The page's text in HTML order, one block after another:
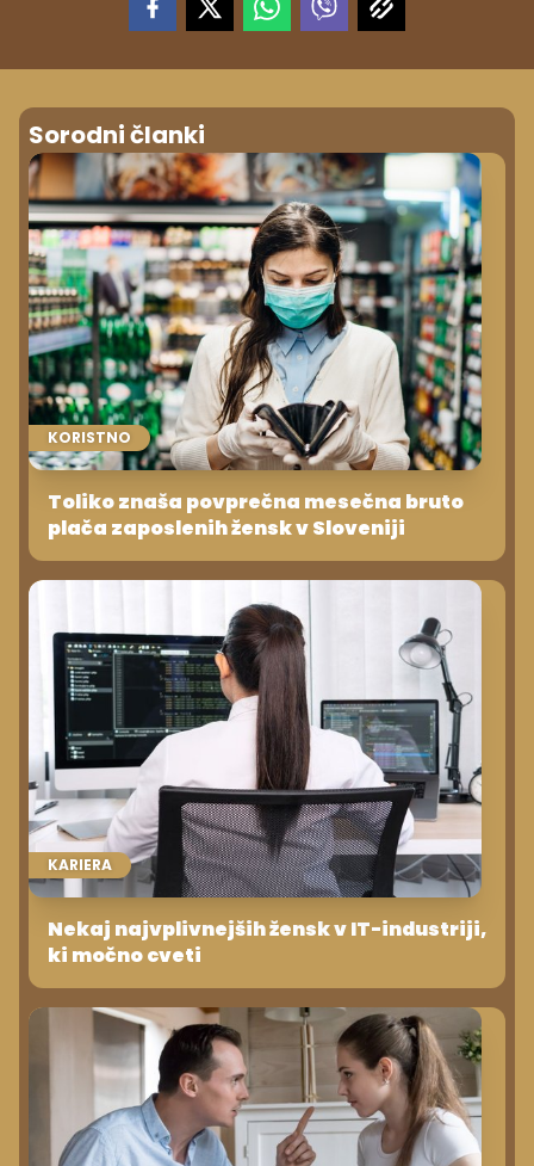
Sorodni članki
KORISTNO
Toliko znaša povprečna mesečna bruto
plača zaposlenih žensk v Sloveniji
KARIERA
Nekaj najvplivnejših žensk v IT-industriji,
ki močno cveti